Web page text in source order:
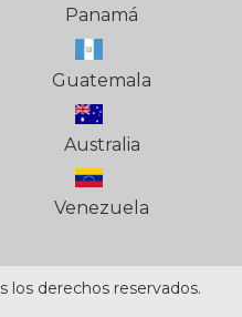
Panamá
Guatemala
Australia
Venezuela
los derechos reservados.